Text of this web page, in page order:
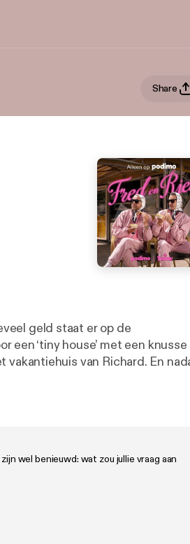
Share
geld staat er op de
een ‘tiny house’ met een knusse
vakantiehuis van Richard. En
TikTok en YouTube. 🪩
wel benieuwd: wat zou jullie vraag aan